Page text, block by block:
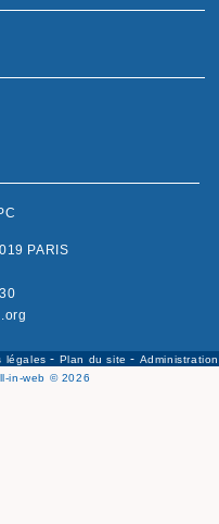
PARIS
légales- Plan du site- Administration
in-web © 2026